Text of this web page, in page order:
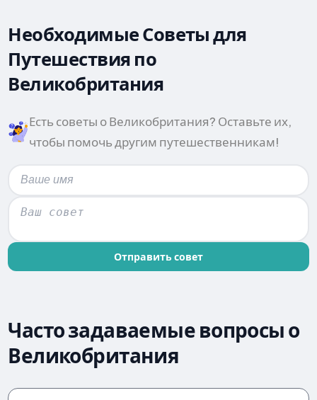
Необходимые Советы для
Путешествия по
Великобритания
Есть советы о Великобритания? Оставьте их,
чтобы помочь другим путешественникам!
Отправить совет
Часто задаваемые вопросы о
Великобритания